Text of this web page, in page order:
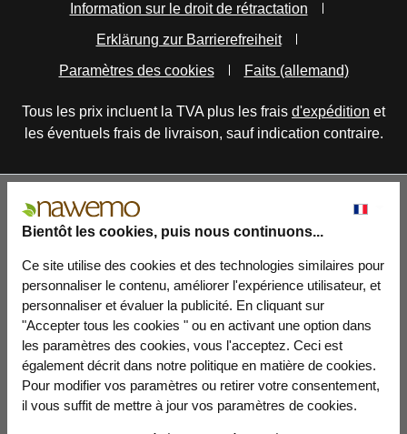
Bientôt les cookies, puis nous continuons...
Ce site utilise des cookies et des technologies similaires pour
personnaliser le contenu, améliorer l'expérience utilisateur, et
personnaliser et évaluer la publicité. En cliquant sur
"Accepter tous les cookies " ou en activant une option dans
les paramètres des cookies, vous l'acceptez. Ceci est
également décrit dans notre politique en matière de cookies.
Pour modifier vos paramètres ou retirer votre consentement,
il vous suffit de mettre à jour vos paramètres de cookies.
Information sur le droit de rétractation
Erklärung zur Barrierefreiheit
Paramètres des cookies
Faits (allemand)
Tous les prix incluent la TVA plus les frais d'expédition et
les éventuels frais de livraison, sauf indication contraire.